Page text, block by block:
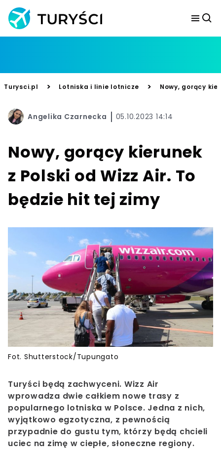
Turysci.pl > Lotniska i linie lotnicze > Nowy, gorący
Angelika Czarnecka 05.10.2023 14:14
Nowy, gorący kierunek
z Polski od Wizz Air. To
będzie hit tej zimy
Fot. Shutterstock/Tupungato
Turyści będą zachwyceni. Wizz Air
wprowadza dwie całkiem nowe trasy z
popularnego lotniska w Polsce. Jedna z nich,
wyjątkowo egzotyczna, z pewnością
przypadnie do gustu tym, którzy będą chcieli
uciec na zimę w ciepłe, słoneczne regiony.